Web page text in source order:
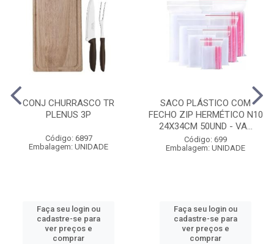
CONJ CHURRASCO TR
PLENUS 3P
Código: 6897
Embalagem: UNIDADE
Faça seu login ou
cadastre-se para
ver preços e
comprar
SACO PLÁSTICO COM
FECHO ZIP HERMÉTICO N10
24X34CM 50UND - VA...
Código: 699
Embalagem: UNIDADE
Faça seu login ou
cadastre-se para
ver preços e
comprar